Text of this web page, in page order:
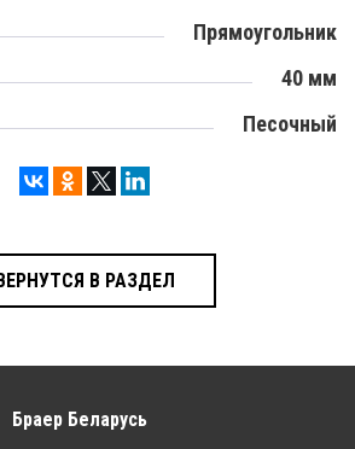
Прямоугольник
40 мм
Песочный
В РАЗДЕЛ
Браер Беларусь